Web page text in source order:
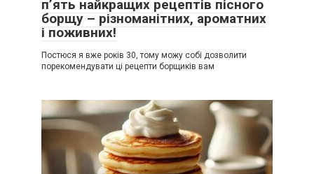
п’ять найкращих рецептів пісного
борщу – різноманітних, ароматних
і поживних!
Постюся я вже років 30, тому можу собі дозволити
порекомендувати ці рецепти борщиків вам